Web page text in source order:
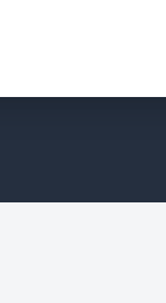
Einrichtung